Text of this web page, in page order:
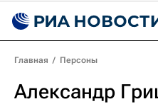
Главная / Персоны
Александр